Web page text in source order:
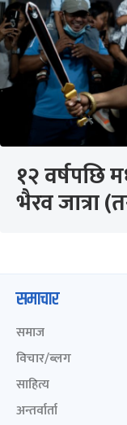
१२ वर्षपछि
भैरव जात्रा
समाचार
समाज
विचार/ब्लग
साहित्य
अन्तर्वार्ता